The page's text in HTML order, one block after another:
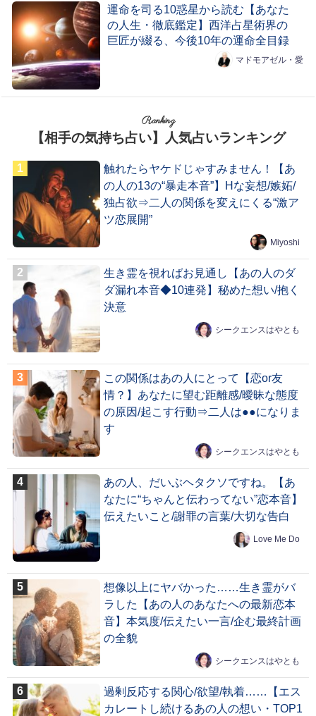
運命を司る10惑星から読む【あなた
の人生・徹底鑑定】西洋占星術界の
巨匠が綴る、今後10年の運命全目録
マドモアゼル・愛
Ranking
【相手の気持ち占い】人気占いランキング
触れたらヤケドじゃすみません！【あ
の人の13の“暴走本音”】Hな妄想/嫉妬/
独占欲⇒二人の関係を変えにくる“激ア
ツ恋展開”
Miyoshi
生き霊を視ればお見通し【あの人のダ
ダ漏れ本音◆10連発】秘めた想い/抱く
決意
シークエンスはやとも
この関係はあの人にとって【恋or友
情？】あなたに望む距離感/曖昧な態度
の原因/起こす行動⇒二人は●●になりま
す
シークエンスはやとも
あの人、だいぶヘタクソですね。【あ
なたに“ちゃんと伝わってない”恋本音】
伝えたいこと/謝罪の言葉/大切な告白
Love Me Do
想像以上にヤバかった……生き霊がバ
ラした【あの人のあなたへの最新恋本
音】本気度/伝えたい一言/企む最終計画
の全貌
シークエンスはやとも
過剰反応する関心/欲望/執着……【エス
カレートし続けるあの人の想い・TOP1